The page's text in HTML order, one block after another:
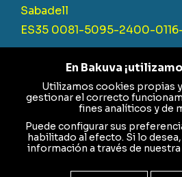
Sabadell
ES35 0081-5095-2400-
Fundación Bakuva Integración
Inscrita en el Registro de
Aviso Legal|Política de
privacidad
En Bakuva
Utilizamos cookies propias
gestionar el correcto
fines analíticos y de
Puede configurar sus
habilitado al efecto. Si lo
información a través de nuestra